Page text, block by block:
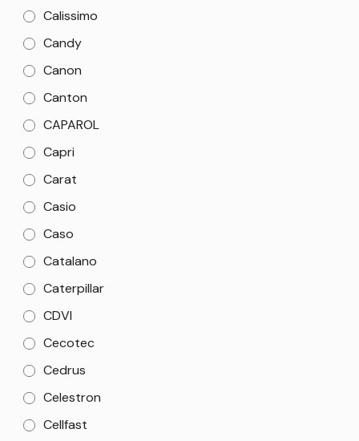
Calissimo
Candy
Canon
Canton
CAPAROL
Capri
Carat
Casio
Caso
Catalano
Caterpillar
CDVI
Cecotec
Cedrus
Celestron
Cellfast